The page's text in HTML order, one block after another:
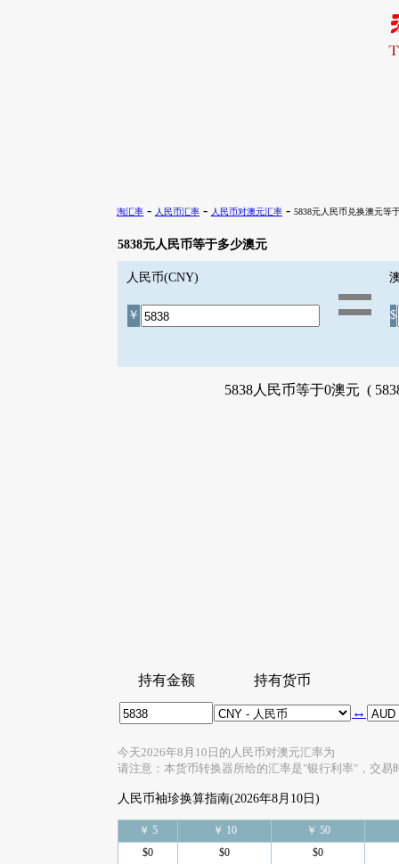
淘汇率 - 人民币汇率 - 人民币对澳元汇率 - 5838元人民币兑换澳元等
5838元人民币等于多少澳元
人民币(CNY)
￥ $
5838人民币等于0澳元 (
持有金额 持有货币
↔
今天2026年8月10日的人民币对澳元汇率为
请注意：本货币转换器所给的汇率是"银行利率"，交易
人民币袖珍换算指南(2026年8月10日)
￥ 5 ￥ 10
￥ 50
$0
$0 $0